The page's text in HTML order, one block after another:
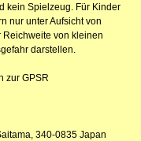
kein Spielzeug. Für Kinder
nur unter Aufsicht von
von kleinen
darstellen.
zur GPSR
340-0835 Japan